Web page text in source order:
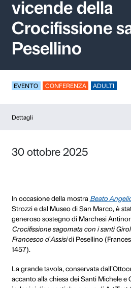
Restauro,
vicende
Pesellino
Dettagli
30 ottobre 2025